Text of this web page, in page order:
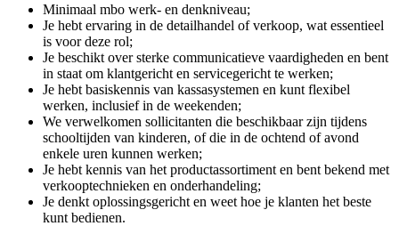
Minimaal mbo werk- en denkniveau;
Je hebt ervaring in de detailhandel of verkoop, wat essentieel
is voor deze rol;
Je beschikt over sterke communicatieve vaardigheden en bent
in staat om klantgericht en servicegericht te werken;
Je hebt basiskennis van kassasystemen en kunt flexibel
werken, inclusief in de weekenden;
We verwelkomen sollicitanten die beschikbaar zijn tijdens
schooltijden van kinderen, of die in de ochtend of avond
enkele uren kunnen werken;
Je hebt kennis van het productassortiment en bent bekend met
verkooptechnieken en onderhandeling;
Je denkt oplossingsgericht en weet hoe je klanten het beste
kunt bedienen.